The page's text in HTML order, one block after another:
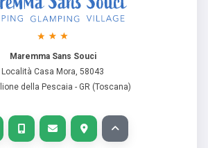
Maremma Sans Souci
Località Casa Mora, 58043
della Pescaia - GR (Toscana)